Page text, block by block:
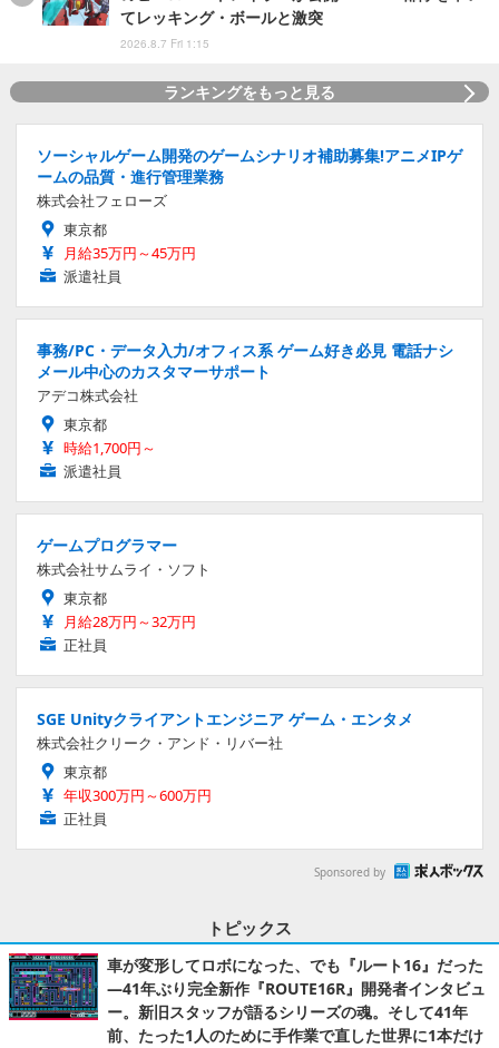
てレッキング・ボールと激突
2026.8.7 Fri 1:15
ランキングをもっと見る
ソーシャルゲーム開発のゲームシナリオ補助募集!アニメIPゲ
ームの品質・進行管理業務
株式会社フェローズ
東京都
月給35万円～45万円
派遣社員
事務/PC・データ入力/オフィス系 ゲーム好き必見 電話ナシ
メール中心のカスタマーサポート
アデコ株式会社
東京都
時給1,700円～
派遣社員
ゲームプログラマー
株式会社サムライ・ソフト
東京都
月給28万円～32万円
正社員
SGE Unityクライアントエンジニア ゲーム・エンタメ
株式会社クリーク・アンド・リバー社
東京都
年収300万円～600万円
正社員
Sponsored by
トピックス
車が変形してロボになった、でも『ルート16』だった
―41年ぶり完全新作『ROUTE16R』開発者インタビュ
ー。新旧スタッフが語るシリーズの魂。そして41年
前、たった1人のために手作業で直した世界に1本だけ